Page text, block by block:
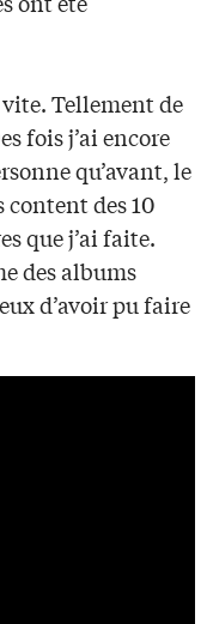
vite. Tellement de
fois j’ai encore
qu’avant, le
content des 10
que j’ai faite.
des albums
d’avoir pu faire